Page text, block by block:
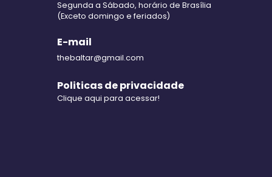
Segunda a Sábado, horário de Brasília
(Exceto domingo e feriados)
E-mail
thebaltar@gmail.com
Politicas de privacidade
Clique aqui para acessar!